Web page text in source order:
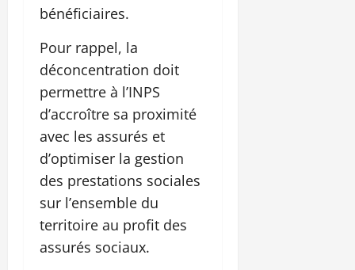
bénéficiaires.
Pour rappel, la
déconcentration doit
permettre à l’INPS
d’accroître sa proximité
avec les assurés et
d’optimiser la gestion
des prestations sociales
sur l’ensemble du
territoire au profit des
assurés sociaux.